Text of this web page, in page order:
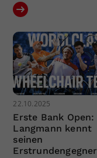
22.10.2025
Erste Bank Open:
Langmann kennt
seinen
Erstrundengegner